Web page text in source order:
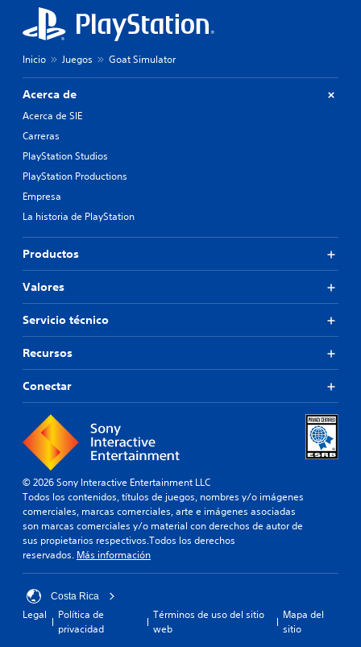
Inicio Juegos Goat Simulator
Acerca de
Acerca de SIE
Carreras
PlayStation Studios
PlayStation Productions
Empresa
La historia de PlayStation
Productos
Valores
Servicio técnico
Recursos
Conectar
© 2026 Sony Interactive Entertainment LLC
Todos los contenidos, títulos de juegos, nombres y/o imágenes
comerciales, marcas comerciales, arte e imágenes asociadas
son marcas comerciales y/o material con derechos de autor de
sus propietarios respectivos.Todos los derechos
reservados. Más información
Costa Rica
Legal
Política de
privacidad
Términos de uso del sitio
web
Mapa del
sitio